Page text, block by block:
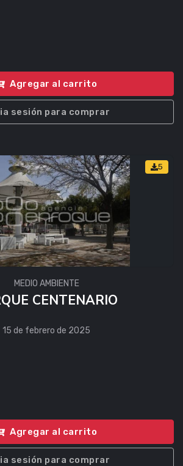
Agregar al carrito
sesión para comprar
5
MEDIO AMBIENTE
CENTENARIO
15 de febrero de 2025
Agregar al carrito
sesión para comprar